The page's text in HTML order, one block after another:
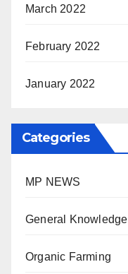
March 2022
February 2022
January 2022
Categories
MP NEWS
General Knowledge
Organic Farming